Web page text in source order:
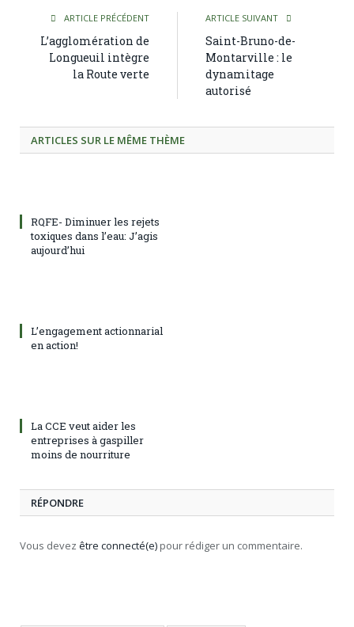
ARTICLE PRÉCÉDENT
L’agglomération de
Longueuil intègre
la Route verte
ARTICLE SUIVANT
Saint-Bruno-de-
Montarville : le
dynamitage
autorisé
ARTICLES SUR LE MÊME THÈME
RQFE- Diminuer les rejets
toxiques dans l’eau: J’agis
aujourd’hui
L’engagement actionnarial
en action!
La CCE veut aider les
entreprises à gaspiller
moins de nourriture
RÉPONDRE
Vous devez être connecté(e) pour rédiger un commentaire.